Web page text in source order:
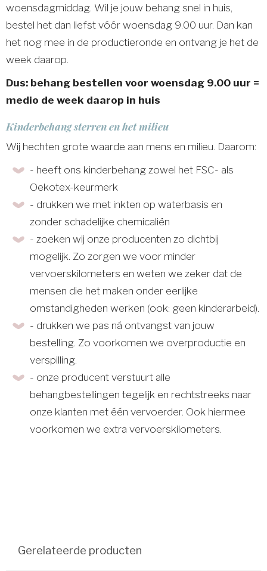
woensdagmiddag. Wil je jouw behang snel in huis,
bestel het dan liefst vóór woensdag 9.00 uur. Dan kan
het nog mee in de productieronde en ontvang je het de
week daarop.
Dus: behang bestellen voor woensdag 9.00 uur =
medio de week daarop in huis
Kinderbehang sterren en het milieu
Wij hechten grote waarde aan mens en milieu. Daarom:
- heeft ons kinderbehang zowel het FSC- als
Oekotex-keurmerk
- drukken we met inkten op waterbasis en
zonder schadelijke chemicaliën
- zoeken wij onze producenten zo dichtbij
mogelijk. Zo zorgen we voor minder
vervoerskilometers en weten we zeker dat de
mensen die het maken onder eerlijke
omstandigheden werken (ook: geen kinderarbeid).
- drukken we pas ná ontvangst van jouw
bestelling. Zo voorkomen we overproductie en
verspilling.
- onze producent verstuurt alle
behangbestellingen tegelijk en rechtstreeks naar
onze klanten met één vervoerder. Ook hiermee
voorkomen we extra vervoerskilometers.
Gerelateerde producten